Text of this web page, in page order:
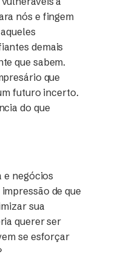
nós e fingem
demais
que sabem.
que
futuro incerto.
do que
e negócios
de que
sua
querer ser
se esforçar